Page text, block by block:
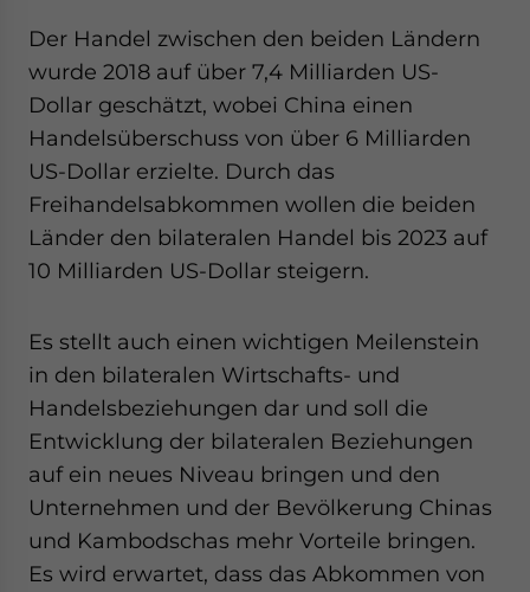
Der Handel zwischen den beiden Ländern
wurde 2018 auf über 7,4 Milliarden US-
Dollar geschätzt, wobei China einen
Handelsüberschuss von über 6 Milliarden
US-Dollar erzielte. Durch das
Freihandelsabkommen wollen die beiden
Länder den bilateralen Handel bis 2023 auf
10 Milliarden US-Dollar steigern.
Es stellt auch einen wichtigen Meilenstein
in den bilateralen Wirtschafts- und
Handelsbeziehungen dar und soll die
Entwicklung der bilateralen Beziehungen
auf ein neues Niveau bringen und den
Unternehmen und der Bevölkerung Chinas
und Kambodschas mehr Vorteile bringen.
Es wird erwartet, dass das Abkommen von